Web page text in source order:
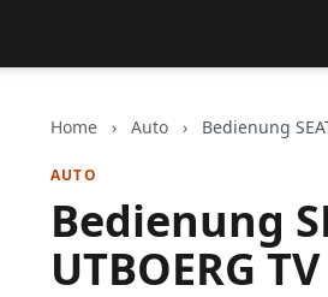
Home › Auto › Bedienung
AUTO
Bedienung
UTBOERG TV